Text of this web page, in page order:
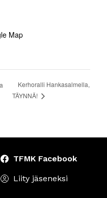
Map
Kerhoralli Hankasalmella,
TÄYNNÄ!
TFMK Facebook
Liity jäseneksi